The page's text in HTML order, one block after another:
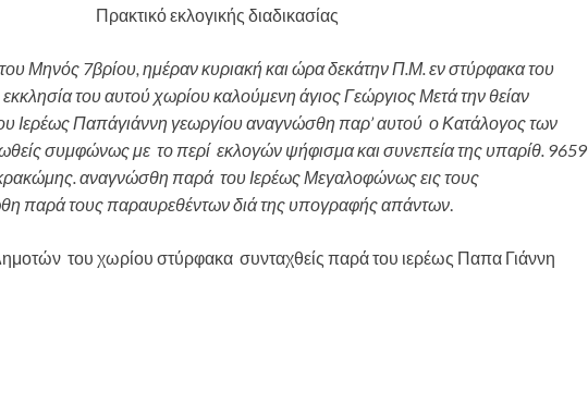
Πρακτικό εκλογικής διαδικασίας
Μηνός 7βρίου, ημέραν κυριακή και ώρα δεκάτην Π.Μ. εν στύρφακα του
του αυτού χωρίου καλούμενη άγιος Γεώργιος Μετά την θείαν
Ιερέως Παπάγιάννη γεωργίου αναγνώσθη παρ’ αυτού ο Κατάλογος των
συμφώνως με το περί εκλογών ψήφισμα και συνεπεία της υπαρίθ. 9659
αναγνώσθη παρά του Ιερέως Μεγαλοφώνως εις τους
παρά τους παραυρεθέντων διά της υπογραφής απάντων.
του χωρίου στύρφακα συνταχθείς παρά του ιερέως Παπα Γιάννη